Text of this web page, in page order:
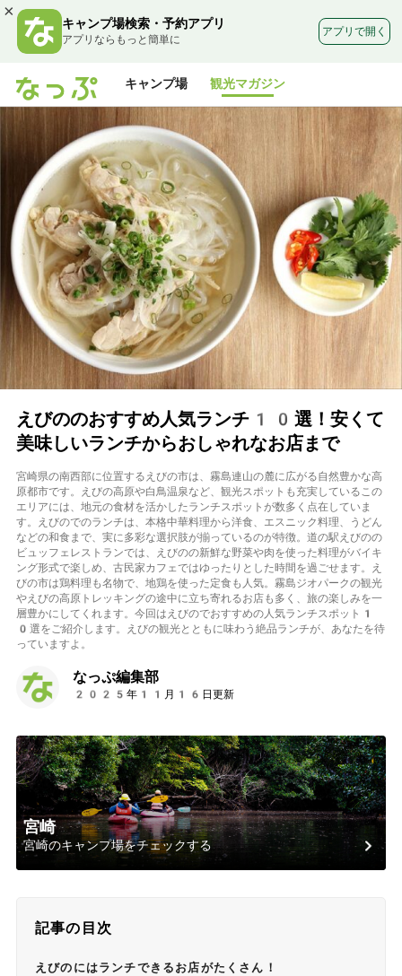
×
キャンプ場検索・予約アプリ
アプリならもっと簡単に
アプリで開く
キャンプ場 観光マガジン
えびののおすすめ人気ランチ10選！安くて
美味しいランチからおしゃれなお店まで
宮崎県の南西部に位置するえびの市は、霧島連山の麓に広がる自然豊かな高
原都市です。えびの高原や白鳥温泉など、観光スポットも充実しているこの
エリアには、地元の食材を活かしたランチスポットが数多く点在していま
す。えびのでのランチは、本格中華料理から洋食、エスニック料理、うどん
などの和食まで、実に多彩な選択肢が揃っているのが特徴。道の駅えびのの
ビュッフェレストランでは、えびのの新鮮な野菜や肉を使った料理がバイキ
ング形式で楽しめ、古民家カフェではゆったりとした時間を過ごせます。え
びの市は鶏料理も名物で、地鶏を使った定食も人気。霧島ジオパークの観光
やえびの高原トレッキングの途中に立ち寄れるお店も多く、旅の楽しみを一
層豊かにしてくれます。今回はえびのでおすすめの人気ランチスポット1
0選をご紹介します。えびの観光とともに味わう絶品ランチが、あなたを待
っていますよ。
なっぷ編集部
2025年11月16日更新
宮崎
宮崎のキャンプ場をチェックする
記事の目次
えびのにはランチできるお店がたくさん！